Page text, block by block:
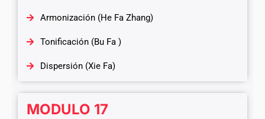
Armonización (He Fa Zhang)
Tonificación (Bu Fa )
Dispersión (Xie Fa)
MODULO 17